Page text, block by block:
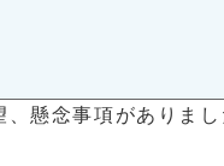
懸念事項がありまし